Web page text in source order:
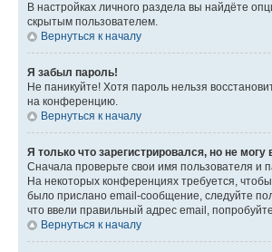
В настройках личного раздела вы найдёте
скрытым пользователем.
Вернуться к началу
Я забыл пароль!
Не паникуйте! Хотя пароль нельзя
на конференцию.
Вернуться к началу
Я только что зарегистрировался, но не могу
Сначала проверьте свои имя пользователя и
На некоторых конференциях требуется,
было прислано email-сообщение, следуйте
что ввели правильный адрес email,
Вернуться к началу